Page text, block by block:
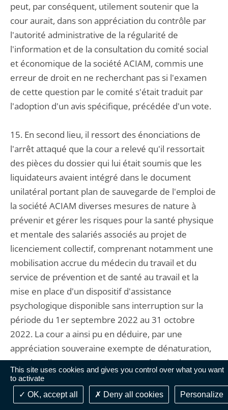
This site uses cookies and gives you control over what you want
to activate
OK, accept all
Deny all cookies Personalize
peut, par conséquent, utilement soutenir que la
cour aurait, dans son appréciation du contrôle par
l'autorité administrative de la régularité de
l'information et de la consultation du comité social
et économique de la société ACIAM, commis une
erreur de droit en ne recherchant pas si l'examen
de cette question par le comité s'était traduit par
l'adoption d'un avis spécifique, précédée d'un vote.
15. En second lieu, il ressort des énonciations de
l'arrêt attaqué que la cour a relevé qu'il ressortait
des pièces du dossier qui lui était soumis que les
liquidateurs avaient intégré dans le document
unilatéral portant plan de sauvegarde de l'emploi de
la société ACIAM diverses mesures de nature à
prévenir et gérer les risques pour la santé physique
et mentale des salariés associés au projet de
licenciement collectif, comprenant notamment une
mobilisation accrue du médecin du travail et du
service de prévention et de santé au travail et la
mise en place d'un dispositif d'assistance
psychologique disponible sans interruption sur la
période du 1er septembre 2022 au 31 octobre
2022. La cour a ainsi pu en déduire, par une
appréciation souveraine exempte de dénaturation,
que de telles mesures, contenues dans le document
unilatéral et contrôlées par l'administration, étaient
précises et concrètes et permettaient d'assurer le
respect des dispositions de l'article L. 4121-1 du